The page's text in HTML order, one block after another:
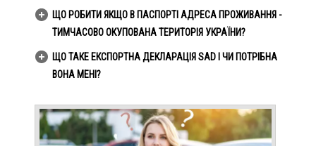
ЩО РОБИТИ ЯКЩО В ПАСПОРТІ АДРЕСА ПРОЖИВАННЯ -
ТИМЧАСОВО ОКУПОВАНА ТЕРИТОРІЯ УКРАЇНИ?
ЩО ТАКЕ ЕКСПОРТНА ДЕКЛАРАЦІЯ SAD І ЧИ ПОТРІБНА
ВОНА МЕНІ?